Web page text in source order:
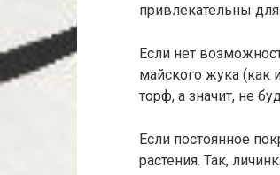
привлекательны
Если нет
майского жука (как
торф, а значит, не
Если постоянное
растения. Так,